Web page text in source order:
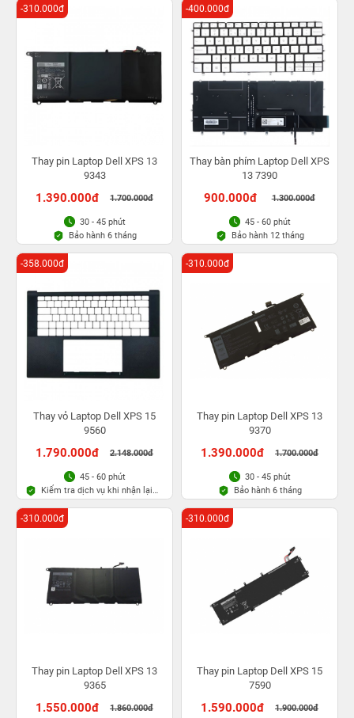
Thay pin Laptop Dell XPS 13
9343
1.390.000đ 1.700.000đ
-310.000đ
30 - 45 phút
Bảo hành 6 tháng
Thay bàn phím Laptop Dell XPS
13 7390
900.000đ 1.300.000đ
-400.000đ
45 - 60 phút
Bảo hành 12 tháng
Thay vỏ Laptop Dell XPS 15
9560
1.790.000đ 2.148.000đ
-358.000đ
45 - 60 phút
Kiểm tra dịch vụ khi nhận lại
máy
Thay pin Laptop Dell XPS 13
9370
1.390.000đ 1.700.000đ
-310.000đ
30 - 45 phút
Bảo hành 6 tháng
Thay pin Laptop Dell XPS 13
9365
1.550.000đ 1.860.000đ
-310.000đ
Thay pin Laptop Dell XPS 15
7590
1.590.000đ 1.900.000đ
-310.000đ